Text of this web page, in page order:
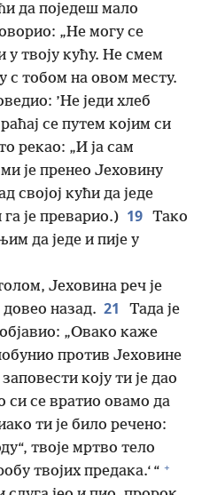
да поједеш мало
„Не могу се
у твоју кућу. Не смем
с тобом на овом месту.
’Не једи хлеб
се путем којим си
рекао: „И ја сам
је пренео Јеховину
својој кући да једе
га је преварио.) 19 Тако
да једе и пије у
Јеховина реч је
довео назад. 21
Тада је
„Овако каже
против Јеховине
коју ти је дао
си се вратио овамо да
ти је било речено:
твоје мртво тело
твојих предака.‘ “ +